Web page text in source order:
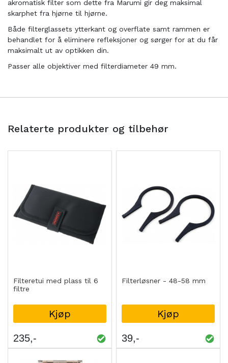
akromatisk filter som dette fra Marumi gir deg maksimal
skarphet fra hjørne til hjørne.
Både filterglassets ytterkant og overflate samt rammen er
behandlet for å eliminere refleksjoner og sørger for at du får
maksimalt ut av optikken din.
Passer alle objektiver med filterdiameter 49 mm.
Relaterte produkter og tilbehør
Filteretui med plass til 6
filtre
Kjøp
235
Filterløsner - 48-58 mm
Kjøp
39